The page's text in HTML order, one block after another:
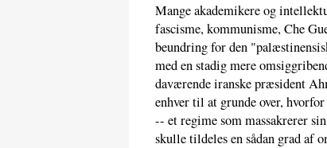
Mange akademikere og
fascisme, kommunisme, Che
beundring for den
med en stadig mere
daværende iranske præsident
enhver til at grunde over,
-- et regime som massakrerer
skulle tildeles en sådan grad af